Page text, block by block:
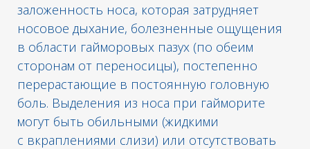
заложенность носа, которая затрудняет
носовое дыхание, болезненные ощущения
в области гайморовых пазух (по обеим
сторонам от переносицы), постепенно
перерастающие в постоянную головную
боль. Выделения из носа при гайморите
могут быть обильными (жидкими
с вкраплениями слизи) или отсутствовать